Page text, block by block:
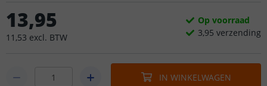
13,95
11 ,53 excl. BTW
Op voorraad
3,95 verzending
IN WINKELWAGEN